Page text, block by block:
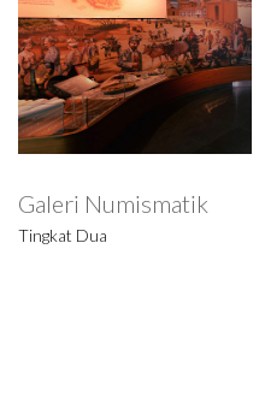
Malaysia
Tingkat Satu